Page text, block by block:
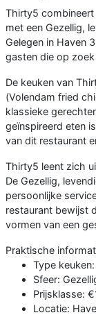
Thirty5
met een Gezellig,
Gelegen in Haven
gasten die op
De keuken van
(Volendam fried
klassieke
geïnspireerd eten
van dit restaurant
Thirty5 leent zich
De Gezellig,
persoonlijke
restaurant bewijst
vormen van een
Praktische
Type
Sfeer:
Prijsklasse:
Locatie: